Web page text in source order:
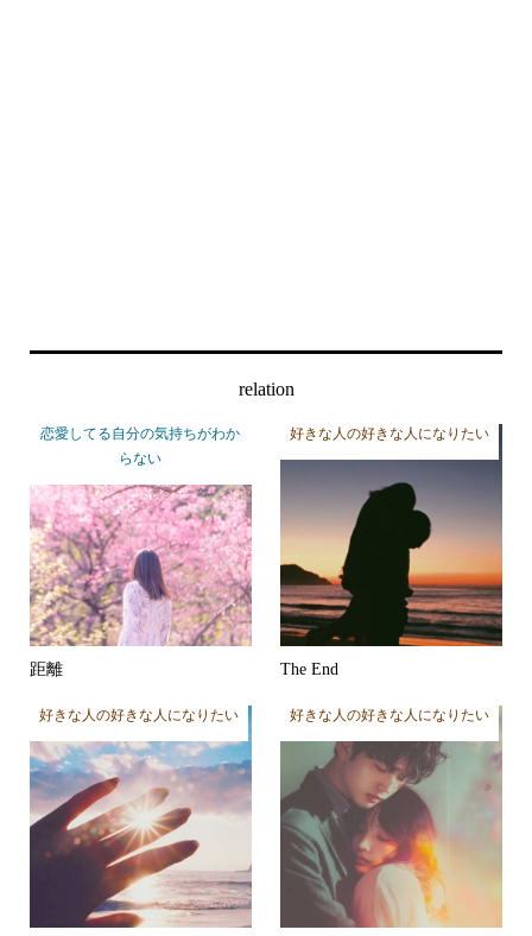
relation
恋愛してる自分の気持ちがわか
らない
距離
好きな人の好きな人になりたい
The End
好きな人の好きな人になりたい 好きな人の好きな人になりたい